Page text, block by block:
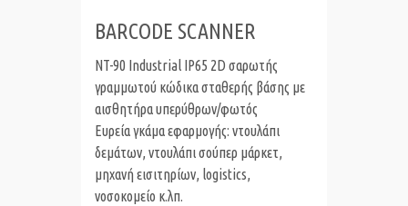
BARCODE SCANNER
NT-90 Industrial IP65 2D σαρωτής
γραμμωτού κώδικα σταθερής βάσης με
αισθητήρα υπερύθρων/φωτός
Ευρεία γκάμα εφαρμογής: ντουλάπι
δεμάτων, ντουλάπι σούπερ μάρκετ,
μηχανή εισιτηρίων, logistics,
νοσοκομείο κ.λπ.